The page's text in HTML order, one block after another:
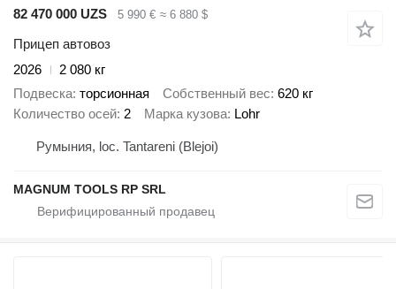
82 470 000 UZS 5 990 € ≈ 6 880 $
Прицеп автовоз
2026
2 080 кг
Подвеска торсионная Собственный вес 620 кг
Количество осей 2 Марка кузова Lohr
Румыния, loc. Tantareni (Blejoi)
MAGNUM TOOLS RP SRL